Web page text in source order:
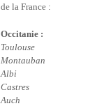
de la France :
Occitanie :
Toulouse
Montauban
Albi
Castres
Auch